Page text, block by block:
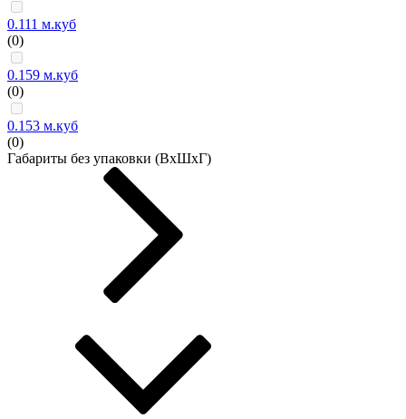
0.111 м.куб
(0)
0.159 м.куб
(0)
0.153 м.куб
(0)
Габариты без упаковки (ВxШxГ)